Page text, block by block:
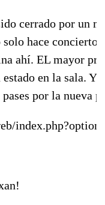
cerrado por un
solo hace
ahí. EL mayor
en la sala.
por la